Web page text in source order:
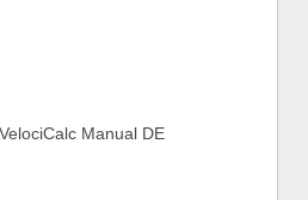
Manual DE